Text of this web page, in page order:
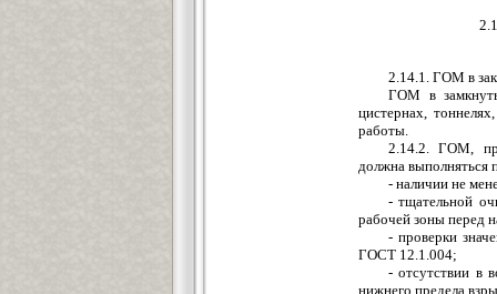
2.14.1. ГОМ в
ГОМ в
цистернах,
работы.
2.14.2. ГОМ,
должна выполняться
- наличии не
- тщательной
рабочей зоны перед
- проверки
ГОСТ 12.1.004;
- отсутствии в
нижнего предела